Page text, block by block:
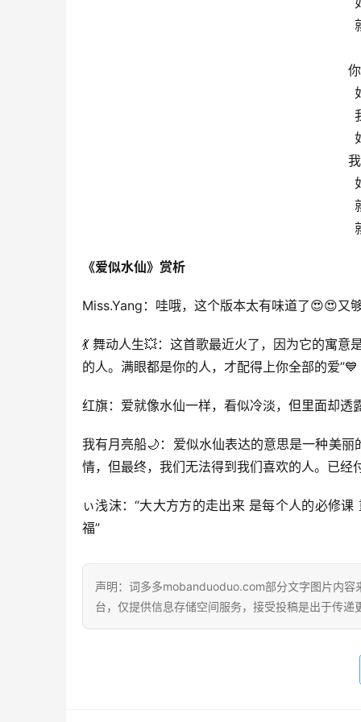
《爱似水仙》赏析
Miss.Yang：哇哦，这个版本太有味道了😍😍又
💃 舞动人生💥：这首歌最近火了，因为它的寓
的人。满眼都是你的人，才配得上你全部的爱”💙
红旗：爱就像水仙一样，看似冷淡，但里面却透
我有月亮船🌙：爱似水仙表达的意思是一种美
情，但最终，我们无法得到我们喜欢的人。已
ぃ浅沫：“大大方方的走出来 是每个人的必修
福”
声明：词多多mobanduoduo.com部分文字图片内容
台，仅提供信息存储空间服务，接受投稿是出于传